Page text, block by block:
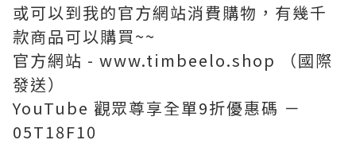
或可以到我的官方網站消費購物，有幾千
款商品可以購買~~
官方網站 - www.timbeelo.shop （國際
發送）
YouTube 觀眾尊享全單9折優惠碼 －
05T18F10